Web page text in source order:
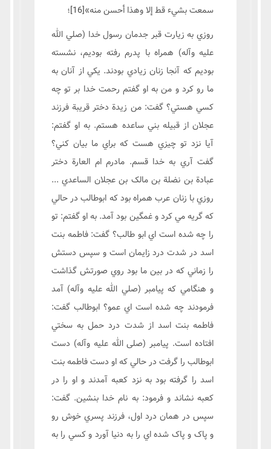
سمعت بشيء قط إلا وهذا أحسن منه»[16]
؛
روزي به زيارت قبر جدمان رسول خدا (صلي الله
عليه وآله) همراه با پدرم رفته بوديم، نشسته
بوديم که آنجا زنان زيادي بودند. يکي از آنان به
ما رو کرد و من به او گفتم رحمت خدا بر تو چه
کسي هستي؟ گفت: من زيدة دختر قريبة فرزند
عجلان از قبيله بني ساعده هستم. به او گفتم:
آيا نزد تو چيزي هست که براي ما بيان کني؟
گفت آري به خدا قسم. مادرم ام العارة دختر
عبادة بن نضلة بن مالک بن عجلان الساعدي ...
روزي با زنان عرب همراه بود که ابوطالب در حالي
که گريه مي کرد و غمگين بود آمد. به او گفتم: تو
را چه شده است اي ابو طالب؟ گفت: فاطمه بنت
اسد در شدت درد زايمان است و سپس دستش
را زماني که در بين ما بود روي صورتش گذاشت
و هنگامي که پيامبر (صلي الله عليه وآله) آمد
فرمودند چه شده است اي عمو؟ ابوطالب گفت:
فاطمه بنت اسد از شدت درد حمل به سختي
افتاده است. پيامبر (صلی الله علیه وآله) دست
ابوطالب را گرفت در حالي که او دست فاطمه بنت
اسد را گرفته بود به نزد کعبه آمدند و او را در
کعبه نشاند و فرمود: به نام خدا بنشين. گفت:
سپس در همان درد اول، فرزند پسري خوش رو
و پاک و پاک شده اي را به دنيا آورد و کسي را به